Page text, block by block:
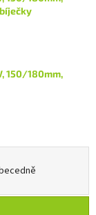
150/180mm,